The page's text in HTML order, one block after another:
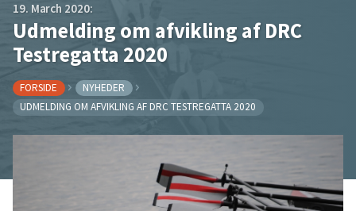
19. March 2020:
Udmelding om afvikling af DRC
Testregatta 2020
FORSIDE
NYHEDER
UDMELDING OM AFVIKLING AF DRC TESTREGATTA 2020